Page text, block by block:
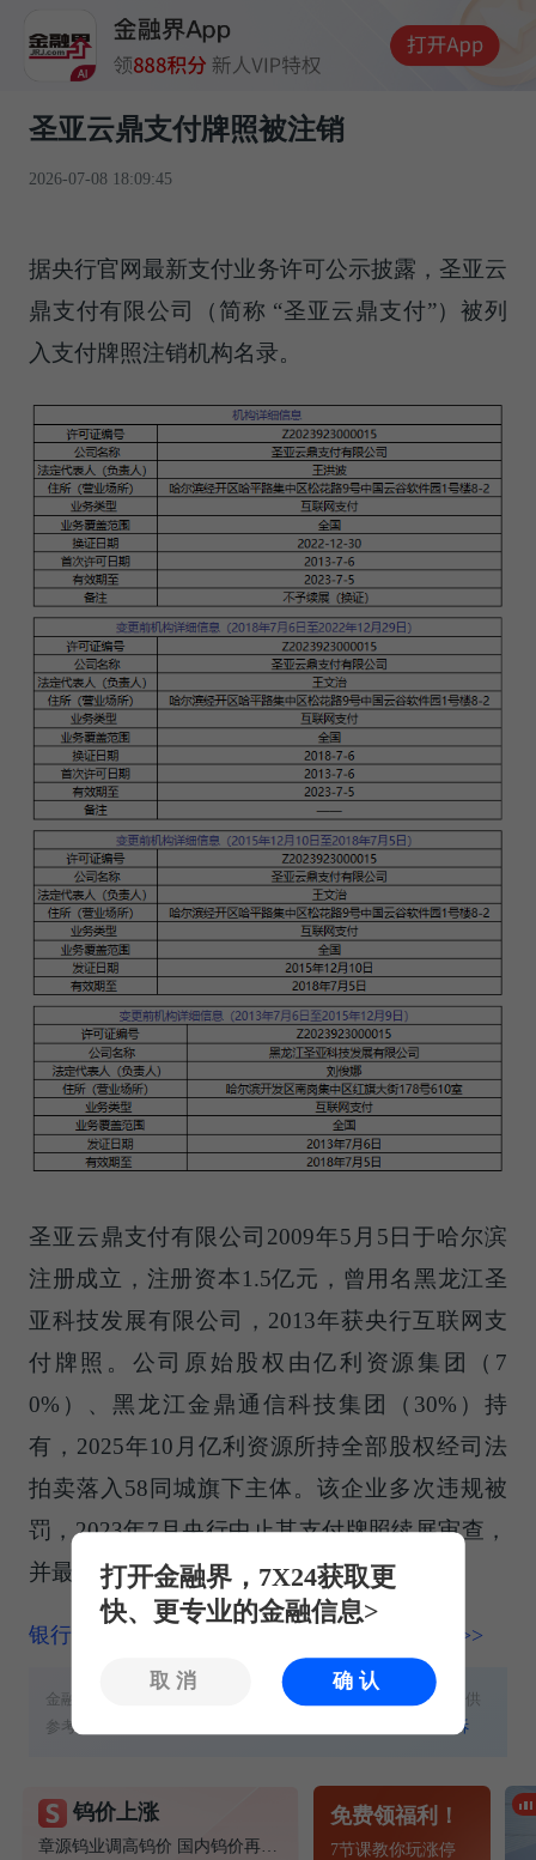
圣亚云鼎支付牌照被注销
2026-07-08 18:09:45
据央行官网最新支付业务许可公示披露，圣亚云
鼎支付有限公司（简称 “圣亚云鼎支付”）被列
入支付牌照注销机构名录。
圣亚云鼎支付有限公司2009年5月5日于哈尔滨
注册成立，注册资本1.5亿元，曾用名黑龙江圣
亚科技发展有限公司，2013年获央行互联网支
付牌照。公司原始股权由亿利资源集团（7
0%）、黑龙江金鼎通信科技集团（30%）持
有，2025年10月亿利资源所持全部股权经司法
拍卖落入58同城旗下主体。该企业多次违规被
罚，2023年7月央行中止其支付牌照续展审查，
并最终不予换证。
银行频道更多独家策划、专家专栏，免费查阅>>
金融界提醒：本文内容、数据与工具不构成任何投资建议，仅供
参考，不具备任何指导作用。股市有风险，投资需谨慎！
投诉
钨价上涨 免费领福利！
7节课教你玩涨停
打开金融界，7X24获取更
快、更专业的金融信息>
取消 确认